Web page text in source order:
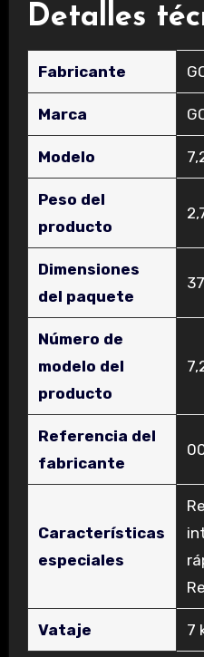
Detalles
Fabricante
Marca
Modelo
Peso del
producto
Dimensiones
del paquete
Número de
modelo del
producto
Referencia del
fabricante
Características
especiales
Vataje ‎7